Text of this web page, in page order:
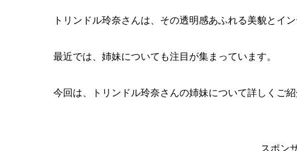
トリンドル玲奈さんは、その透明感あふれる美貌とイ
最近では、姉妹についても注目が集まっています。
今回は、トリンドル玲奈さんの姉妹について詳しくご紹
スポン